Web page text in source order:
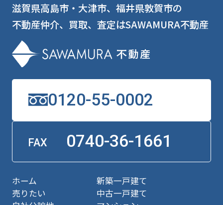
滋賀県高島市・大津市、福井県敦賀市の
不動産仲介、買取、査定はSAWAMURA不動産
0120-55-0002
FAX 0740-36-1661
ホーム
売りたい
新築一戸建て
中古一戸建て